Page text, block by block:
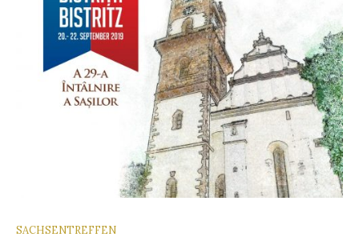
SACHSENTREFFEN